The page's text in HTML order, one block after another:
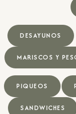
DESAYUNOS
MARISCOS Y
PIQUEOS
SANDWICHES